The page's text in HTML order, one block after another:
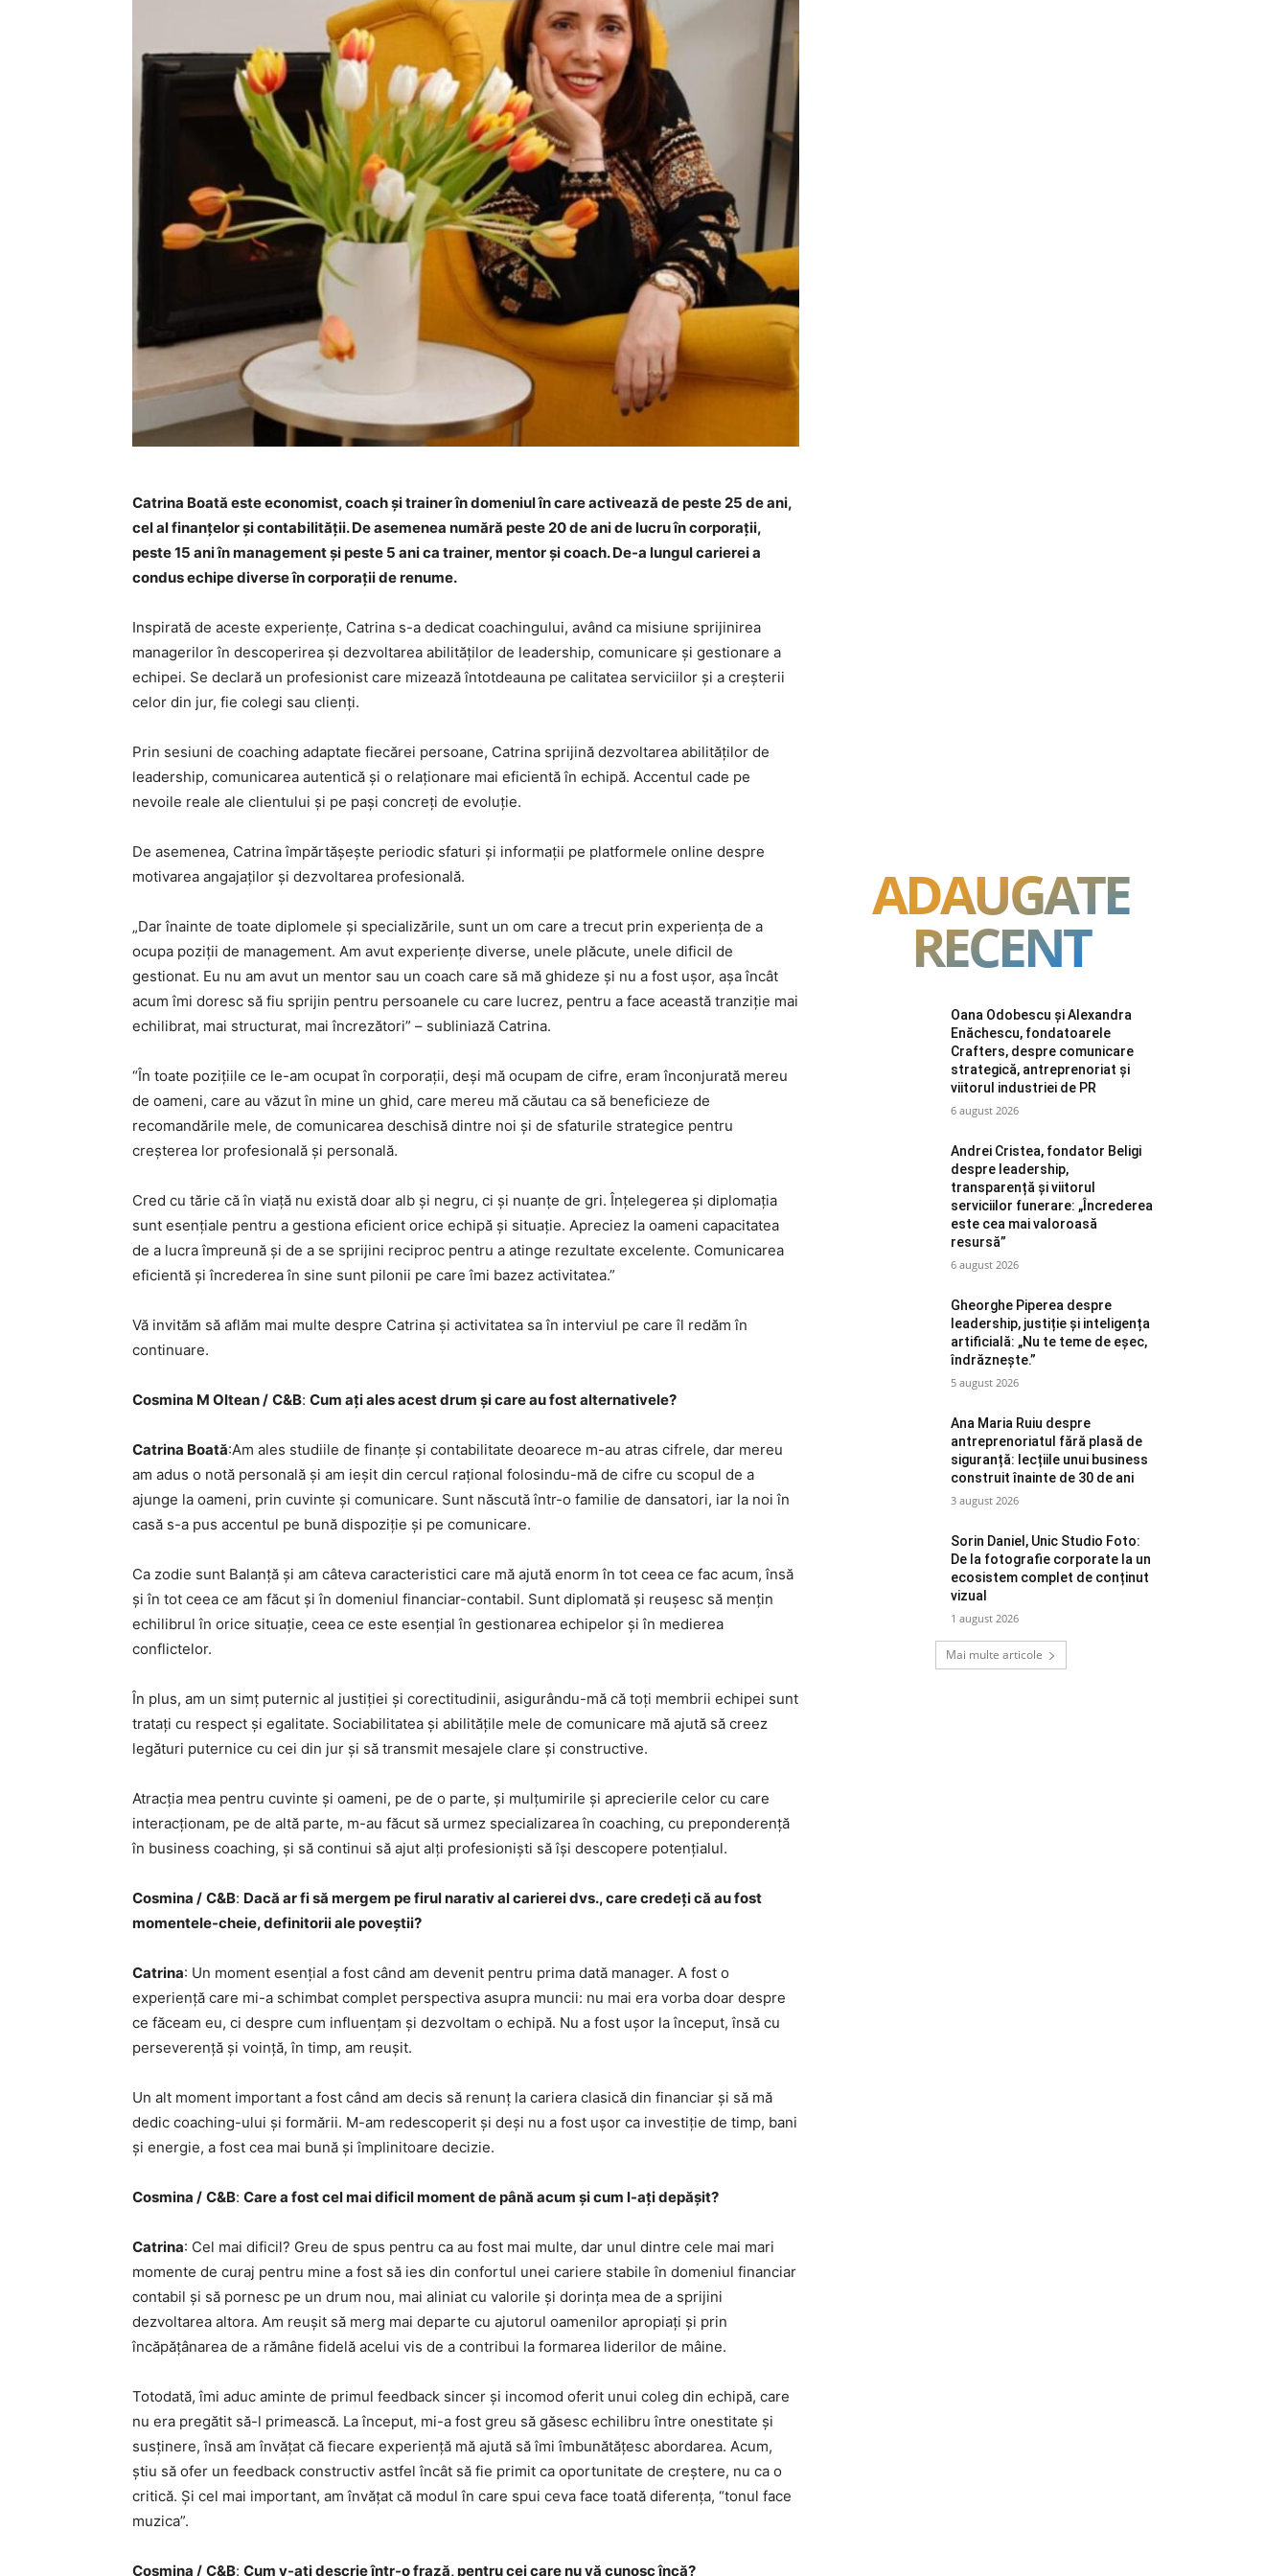
Catrina Boată este economist, coach și trainer în domeniul în care activează de peste 25 de ani,
cel al finanțelor și contabilității. De asemenea numără peste 20 de ani de lucru în corporații,
peste 15 ani în management și peste 5 ani ca trainer, mentor și coach. De-a lungul carierei a
condus echipe diverse în corporații de renume.
Inspirată de aceste experiențe, Catrina s-a dedicat coachingului, având ca misiune sprijinirea
managerilor în descoperirea și dezvoltarea abilităților de leadership, comunicare și gestionare a
echipei. Se declară un profesionist care mizează întotdeauna pe calitatea serviciilor și a creșterii
celor din jur, fie colegi sau clienți.
Prin sesiuni de coaching adaptate fiecărei persoane, Catrina sprijină dezvoltarea abilităților de
leadership, comunicarea autentică și o relaționare mai eficientă în echipă. Accentul cade pe
nevoile reale ale clientului și pe pași concreți de evoluție.
De asemenea, Catrina împărtășește periodic sfaturi și informații pe platformele online despre
motivarea angajaților și dezvoltarea profesională.
„Dar înainte de toate diplomele și specializările, sunt un om care a trecut prin experiența de a
ocupa poziții de management. Am avut experiențe diverse, unele plăcute, unele dificil de
gestionat. Eu nu am avut un mentor sau un coach care să mă ghideze și nu a fost ușor, așa încât
acum îmi doresc să fiu sprijin pentru persoanele cu care lucrez, pentru a face această tranziție mai
echilibrat, mai structurat, mai încrezători” – subliniază Catrina.
“În toate pozițiile ce le-am ocupat în corporații, deși mă ocupam de cifre, eram înconjurată mereu
de oameni, care au văzut în mine un ghid, care mereu mă căutau ca să beneficieze de
recomandările mele, de comunicarea deschisă dintre noi și de sfaturile strategice pentru
creșterea lor profesională și personală.
Cred cu tărie că în viață nu există doar alb și negru, ci și nuanțe de gri. Înțelegerea și diplomația
sunt esențiale pentru a gestiona eficient orice echipă și situație. Apreciez la oameni capacitatea
de a lucra împreună și de a se sprijini reciproc pentru a atinge rezultate excelente. Comunicarea
eficientă și încrederea în sine sunt pilonii pe care îmi bazez activitatea.”
Vă invităm să aflăm mai multe despre Catrina și activitatea sa în interviul pe care îl redăm în
continuare.
Cosmina M Oltean / C&B: Cum ați ales acest drum și care au fost alternativele?
Catrina Boată:Am ales studiile de finanțe și contabilitate deoarece m-au atras cifrele, dar mereu
am adus o notă personală și am ieșit din cercul rațional folosindu-mă de cifre cu scopul de a
ajunge la oameni, prin cuvinte și comunicare. Sunt născută într-o familie de dansatori, iar la noi în
casă s-a pus accentul pe bună dispoziție și pe comunicare.
Ca zodie sunt Balanță și am câteva caracteristici care mă ajută enorm în tot ceea ce fac acum, însă
și în tot ceea ce am făcut și în domeniul financiar-contabil. Sunt diplomată și reușesc să mențin
echilibrul în orice situație, ceea ce este esențial în gestionarea echipelor și în medierea
conflictelor.
În plus, am un simț puternic al justiției și corectitudinii, asigurându-mă că toți membrii echipei sunt
tratați cu respect și egalitate. Sociabilitatea și abilitățile mele de comunicare mă ajută să creez
legături puternice cu cei din jur și să transmit mesajele clare și constructive.
Atracția mea pentru cuvinte și oameni, pe de o parte, și mulțumirile și aprecierile celor cu care
interacționam, pe de altă parte, m-au făcut să urmez specializarea în coaching, cu preponderență
în business coaching, și să continui să ajut alți profesioniști să își descopere potențialul.
Cosmina / C&B: Dacă ar fi să mergem pe firul narativ al carierei dvs., care credeți că au fost
momentele-cheie, definitorii ale poveștii?
Catrina: Un moment esențial a fost când am devenit pentru prima dată manager. A fost o
experiență care mi-a schimbat complet perspectiva asupra muncii: nu mai era vorba doar despre
ce făceam eu, ci despre cum influențam și dezvoltam o echipă. Nu a fost ușor la început, însă cu
perseverență și voință, în timp, am reușit.
Un alt moment important a fost când am decis să renunț la cariera clasică din financiar și să mă
dedic coaching-ului și formării. M-am redescoperit și deși nu a fost ușor ca investiție de timp, bani
și energie, a fost cea mai bună și împlinitoare decizie.
Cosmina / C&B: Care a fost cel mai dificil moment de până acum și cum l-ați depășit?
Catrina: Cel mai dificil? Greu de spus pentru ca au fost mai multe, dar unul dintre cele mai mari
momente de curaj pentru mine a fost să ies din confortul unei cariere stabile în domeniul financiar
contabil și să pornesc pe un drum nou, mai aliniat cu valorile și dorința mea de a sprijini
dezvoltarea altora. Am reușit să merg mai departe cu ajutorul oamenilor apropiați și prin
încăpățânarea de a rămâne fidelă acelui vis de a contribui la formarea liderilor de mâine.
Totodată, îmi aduc aminte de primul feedback sincer și incomod oferit unui coleg din echipă, care
nu era pregătit să-l primească. La început, mi-a fost greu să găsesc echilibru între onestitate și
susținere, însă am învățat că fiecare experiență mă ajută să îmi îmbunătățesc abordarea. Acum,
știu să ofer un feedback constructiv astfel încât să fie primit ca oportunitate de creștere, nu ca o
critică. Și cel mai important, am învățat că modul în care spui ceva face toată diferența, “tonul face
muzica”.
Cosmina / C&B: Cum v-ați descrie într-o frază, pentru cei care nu vă cunosc încă?
ADAUGATE
RECENT
Oana Odobescu și Alexandra
Enăchescu, fondatoarele
Crafters, despre comunicare
strategică, antreprenoriat și
viitorul industriei de PR
6 august 2026
Andrei Cristea, fondator Beligi
despre leadership,
transparență și viitorul
serviciilor funerare: „Încrederea
este cea mai valoroasă
resursă”
6 august 2026
Gheorghe Piperea despre
leadership, justiție și inteligența
artificială: „Nu te teme de eșec,
îndrăznește.”
5 august 2026
Ana Maria Ruiu despre
antreprenoriatul fără plasă de
siguranță: lecțiile unui business
construit înainte de 30 de ani
3 august 2026
Sorin Daniel, Unic Studio Foto:
De la fotografie corporate la un
ecosistem complet de conținut
vizual
1 august 2026
Mai multe articole